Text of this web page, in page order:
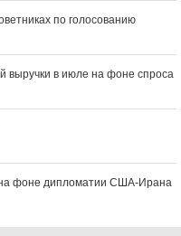
по голосованию
выручки в июле на фоне спроса
фоне дипломатии США‑Ирана